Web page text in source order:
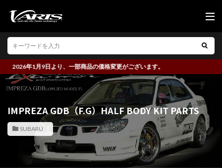
年1月9日より、一部商品の価格変更がございます。
IMPREZA GDB（F.G）HALF BODY KIT PARTS
SUBARU